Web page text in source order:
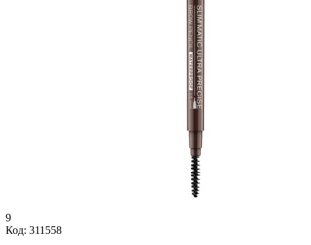
9
Код: 311558